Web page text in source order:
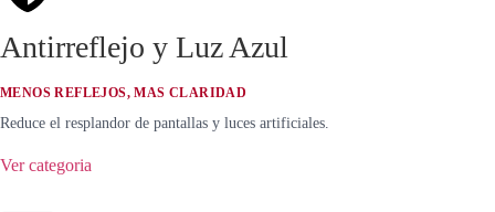
Antirreflejo y Luz Azul
MENOS REFLEJOS, MAS CLARIDAD
Reduce el resplandor de pantallas y luces artificiales.
Ver categoria